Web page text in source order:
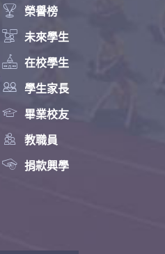
 榮譽榜
 未來學生
 在校學生
 學生家長
 畢業校友
 教職員
 捐款興學